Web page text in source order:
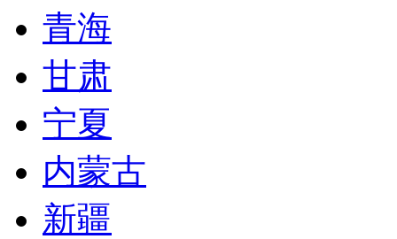
青海
甘肃
宁夏
内蒙古
新疆